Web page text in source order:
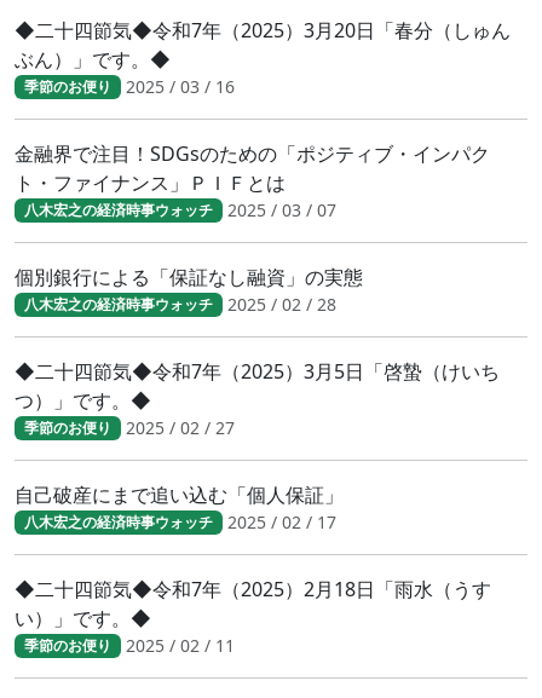
◆二十四節気◆令和7年（2025）3月20日「春分（しゅん
ぶん）」です。◆
季節のお便り 2025 / 03 / 16
金融界で注目！SDGsのための「ポジティブ・インパク
ト・ファイナンス」ＰＩＦとは
八木宏之の経済時事ウォッチ 2025 / 03 / 07
個別銀行による「保証なし融資」の実態
八木宏之の経済時事ウォッチ 2025 / 02 / 28
◆二十四節気◆令和7年（2025）3月5日「啓蟄（けいち
つ）」です。◆
季節のお便り 2025 / 02 / 27
自己破産にまで追い込む「個人保証」
八木宏之の経済時事ウォッチ 2025 / 02 / 17
◆二十四節気◆令和7年（2025）2月18日「雨水（うす
い）」です。◆
季節のお便り 2025 / 02 / 11